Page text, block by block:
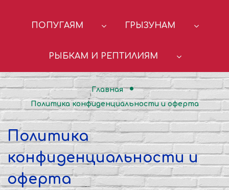
ПОПУГАЯМ ГРЫЗУНАМ
РЫБКАМ И РЕПТИЛИЯМ
Главная
Политика конфиденциальности и оферта
Политика
конфиденциальности и
оферта